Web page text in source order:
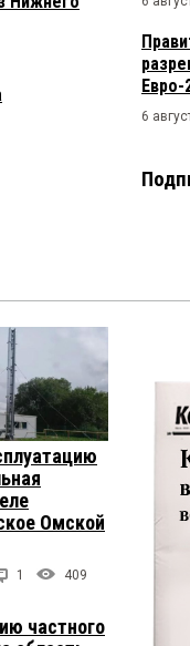
Евро-
6
Омской
1 409
частного